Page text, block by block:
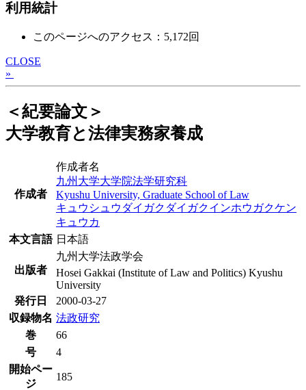
利用統計
このページへのアクセス：5,172回
CLOSE
»
＜紀要論文＞
大学教育と法律実務家養成
作成者
作成者名
九州大学大学院法学研究科
Kyushu University, Graduate School of Law
キュウシュウダイガクダイガクインホウガクケン
キュウカ
本文言語 日本語
出版者
九州大学法政学会
Hosei Gakkai (Institute of Law and Politics) Kyushu
University
発行日
2000-03-27
収録物名 法政研究
巻
66
号
4
開始ペー
ジ
185